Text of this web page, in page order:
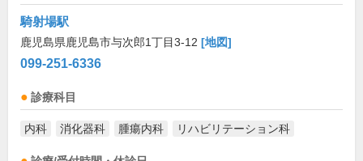
騎射場駅
鹿児島県鹿児島市与次郎1丁目3-12 [地図]
099-251-6336
診療科目
内科 消化器科 腫瘍内科 リハビリテーション科